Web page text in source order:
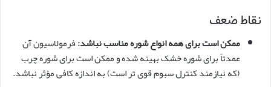
نقاط ضعف
ممکن است برای همه انواع شوره مناسب نباشد:فرمولاسیون آن
عمدتاً برای شوره خشک بهینه شده و ممکن است برای شوره چرب
(که نیازمند کنترل سبوم قوی تر است) به اندازه کافی مؤثر نباشد.